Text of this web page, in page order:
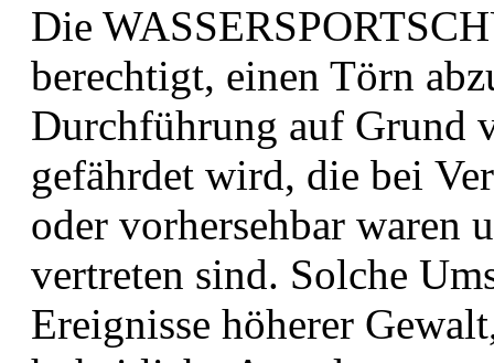
Die
berechtigt, einen Törn
Durchführung auf Grund
gefährdet wird, die bei
oder vorhersehbar waren
vertreten sind. Solche
Ereignisse höherer